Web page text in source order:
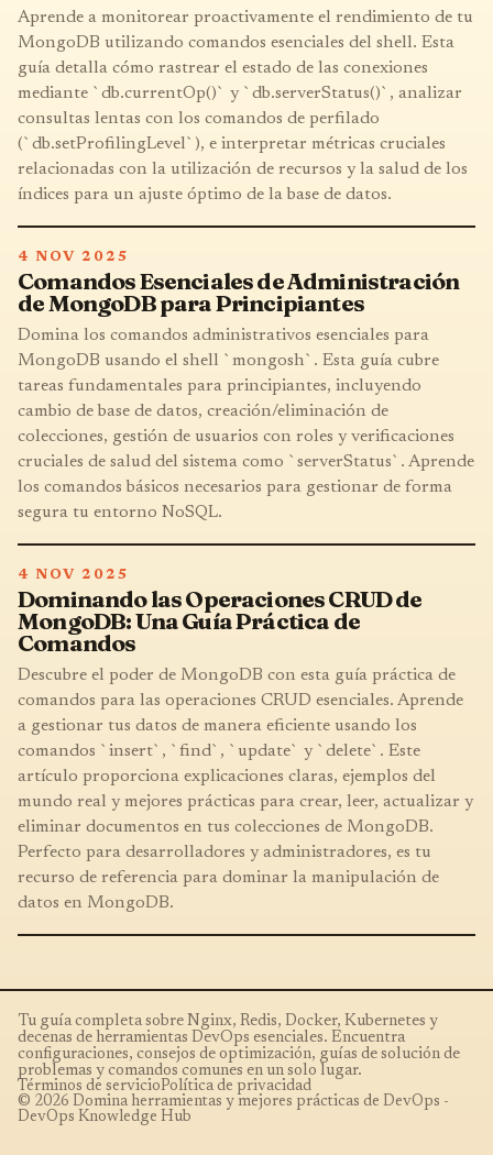
Aprende a monitorear proactivamente el rendimiento de tu
MongoDB utilizando comandos esenciales del shell. Esta
guía detalla cómo rastrear el estado de las conexiones
mediante `db.currentOp()` y `db.serverStatus()`, analizar
consultas lentas con los comandos de perfilado
(`db.setProfilingLevel`), e interpretar métricas cruciales
relacionadas con la utilización de recursos y la salud de los
índices para un ajuste óptimo de la base de datos.
4 NOV 2025
Comandos Esenciales de Administración
de MongoDB para Principiantes
Domina los comandos administrativos esenciales para
MongoDB usando el shell `mongosh`. Esta guía cubre
tareas fundamentales para principiantes, incluyendo
cambio de base de datos, creación/eliminación de
colecciones, gestión de usuarios con roles y verificaciones
cruciales de salud del sistema como `serverStatus`. Aprende
los comandos básicos necesarios para gestionar de forma
segura tu entorno NoSQL.
4 NOV 2025
Dominando las Operaciones CRUD de
MongoDB: Una Guía Práctica de
Comandos
Descubre el poder de MongoDB con esta guía práctica de
comandos para las operaciones CRUD esenciales. Aprende
a gestionar tus datos de manera eficiente usando los
comandos `insert`, `find`, `update` y `delete`. Este
artículo proporciona explicaciones claras, ejemplos del
mundo real y mejores prácticas para crear, leer, actualizar y
eliminar documentos en tus colecciones de MongoDB.
Perfecto para desarrolladores y administradores, es tu
recurso de referencia para dominar la manipulación de
datos en MongoDB.
Tu guía completa sobre Nginx, Redis, Docker, Kubernetes y
decenas de herramientas DevOps esenciales. Encuentra
configuraciones, consejos de optimización, guías de solución de
problemas y comandos comunes en un solo lugar.
Términos de servicioPolítica de privacidad
© 2026 Domina herramientas y mejores prácticas de DevOps -
DevOps Knowledge Hub